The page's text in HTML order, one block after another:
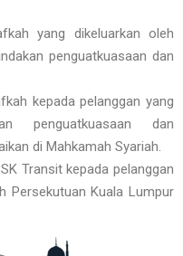
yang dikeluarkan oleh
penguatkuasaan dan
kepada pelanggan yang
penguatkuasaan dan
di Mahkamah Syariah.
Transit kepada pelanggan
Persekutuan Kuala Lumpur